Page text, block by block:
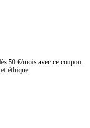
50 €/mois avec ce coupon.
éthique.